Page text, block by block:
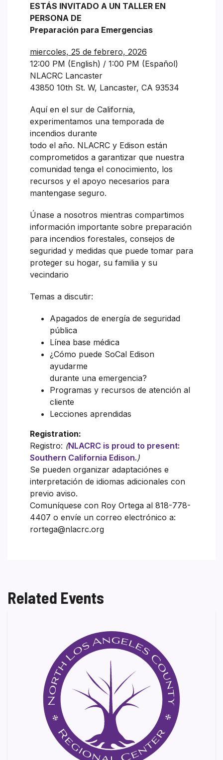
ESTÁS INVITADO A UN TALLER EN
PERSONA DE
Preparación para Emergencias
miercoles, 25 de febrero, 2026
12:00 PM (English) / 1:00 PM (Español)
NLACRC Lancaster
43850 10th St. W, Lancaster, CA 93534
Aquí en el sur de California,
experimentamos una temporada de
incendios durante
todo el año. NLACRC y Edison están
comprometidos a garantizar que nuestra
comunidad tenga el conocimiento, los
recursos y el apoyo necesarios para
mantengase seguro.
Únase a nosotros mientras compartimos
información importante sobre preparación
para incendios forestales, consejos de
seguridad y medidas que puede tomar para
proteger su hogar, su familia y su
vecindario
Temas a discutir:
Apagados de energía de seguridad
pública
Línea base médica
¿Cómo puede SoCal Edison
ayudarme
durante una emergencia?
Programas y recursos de atención al
cliente
Lecciones aprendidas
Registration:
Registro: (NLACRC is proud to present:
Southern California Edison.)
Se pueden organizar adaptaciónes e
interpretación de idiomas adicionales con
previo aviso.
Comuníquese con Roy Ortega al 818-778-
4407 o envíe un correo electrónico a:
rortega@nlacrc.org
Related Events